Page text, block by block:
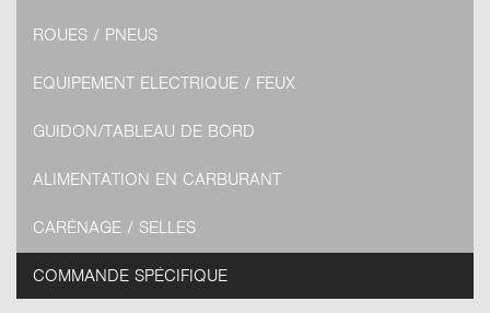
ROUES / PNEUS
EQUIPEMENT ELECTRIQUE / FEUX
GUIDON/TABLEAU DE BORD
ALIMENTATION EN CARBURANT
CARÉNAGE / SELLES
COMMANDE SPÉCIFIQUE